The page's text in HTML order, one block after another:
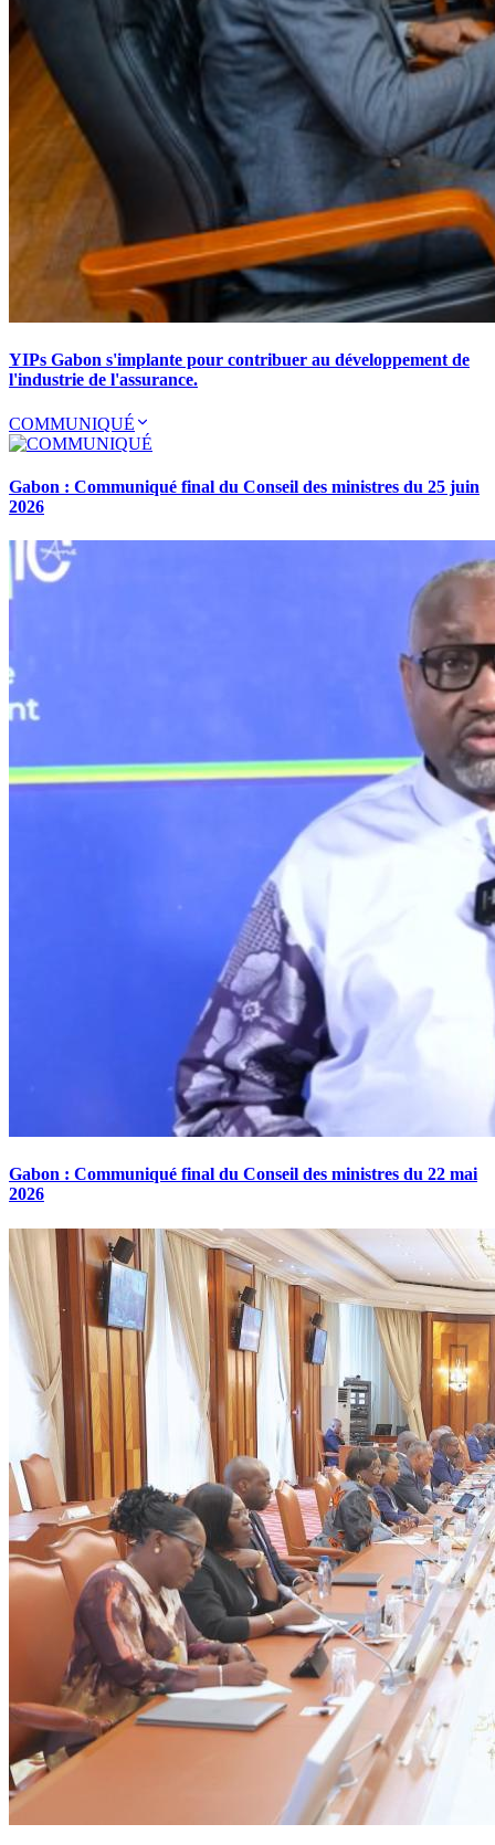
YIPs Gabon s'implante pour contribuer au développement de
l'industrie de l'assurance.
COMMUNIQUÉ
Gabon : Communiqué final du Conseil des ministres du 25 juin
2026
Gabon : Communiqué final du Conseil des ministres du 22 mai
2026